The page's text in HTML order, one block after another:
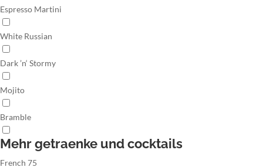
Espresso Martini
White Russian
Dark ’n‘ Stormy
Mojito
Bramble
Mehr getraenke und cocktails
French 75